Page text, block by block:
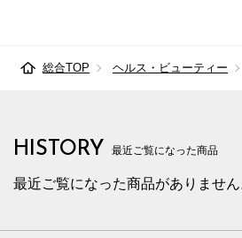
総合TOP ヘルス・ビューティー
HISTORY 最近ご覧になった商品
最近ご覧になった商品がありません